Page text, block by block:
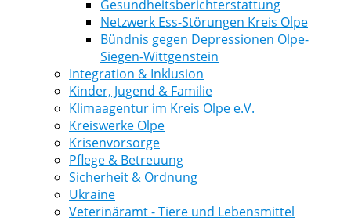
Gesundheitsberichterstattung
Netzwerk Ess-Störungen Kreis Olpe
Bündnis gegen Depressionen Olpe-
Siegen-Wittgenstein
Integration & Inklusion
Kinder, Jugend & Familie
Klimaagentur im Kreis Olpe e.V.
Kreiswerke Olpe
Krisenvorsorge
Pflege & Betreuung
Sicherheit & Ordnung
Ukraine
Veterinäramt - Tiere und Lebensmittel